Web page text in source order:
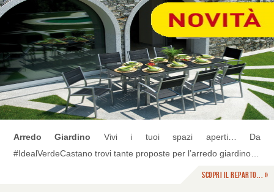
Arredo Giardino Vivi i tuoi spazi aperti… Da
#IdealVerdeCastano trovi tante proposte per l’arredo giardino…
Scopri il reparto... »